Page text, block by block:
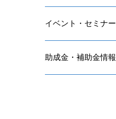
イベント・セミナー
助成金・補助金情報